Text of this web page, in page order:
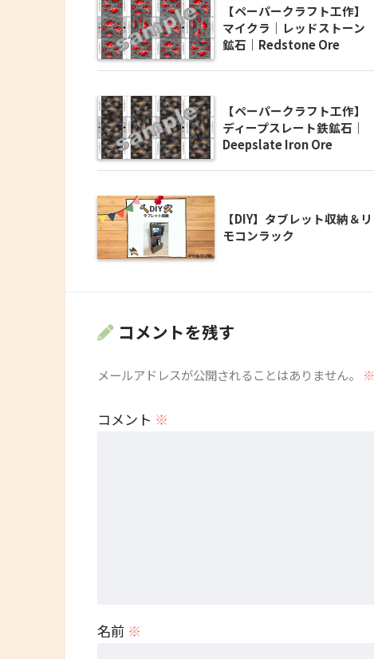
【ペーパークラフト工作】
マイクラ｜レッドストーン
鉱石｜Redstone Ore
【ペーパークラフト工作】
ディープスレート鉄鉱石｜
Deepslate Iron Ore
【DIY】タブレット収納＆リ
モコンラック
コメントを残す
メールアドレスが公開されることはありません。 ※
コメント ※
名前 ※